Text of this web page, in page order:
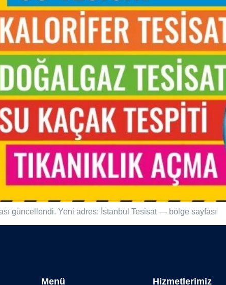
güncellendi. Yeni adres: İstanbul Tesisat — bölge sayfası
Menü Hizmetlerimiz